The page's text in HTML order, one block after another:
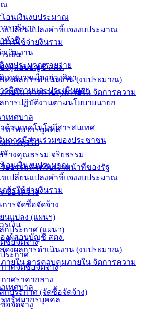
ณ
โอนเงินงบประมาณ
ขเปลี่ยนแปลงคำชี้แจงงบประมาณ
การใช้จ่ายงินรวม
รเงิน
งผู้สอบบัญชี สตง.
ดงผลการดำเนินงาน (งบประมาณ)
ายใน การควบคุมภายใน จัดการความ
เทศบาล
ทรัพยากรบุคคล
การทุจริต
ร้างคุณธรรม จริยธรรม
ยธรรมสำหรับเจ้าหน้าที่ของรัฐ
ซื้อจัดจ้าง
การจัดซื้อจัดจ้าง
ยนแปลง (แผนฯ)
กประกาศ (แผนฯ)
ซื้อจัดจ้าง
ระกาศ
กาศจัดซื้อจัดจ้าง
าศราคากลาง
กประกาศ (จัดซื้อจัดจ้าง)
อจัดจ้าง
ารบริหาร
ห้าปี
เนินงาน
งบประมาณรายจ่าย
ทศบาลเมืองอ่างศิลา
รติดตามและประเมินผลฯ
การปฏิบัติงานตามนโยบายนายก
ด้านเทคโนโลยีสารสนเทศ
มการมีส่วนร่วมของประชาชน
ณ
โอนเงินงบประมาณ
ขเปลี่ยนแปลงคำชี้แจงงบประมาณ
การใช้จ่ายงินรวม
รเงิน
งผู้สอบบัญชี สตง.
ดงผลการดำเนินงาน (งบประมาณ)
ายใน การควบคุมภายใน จัดการความ
เทศบาล
ทรัพยากรบุคคล
ทศบาลเมืองอ่างศิลา จังหวัดชลบุรี |
byBuuscript